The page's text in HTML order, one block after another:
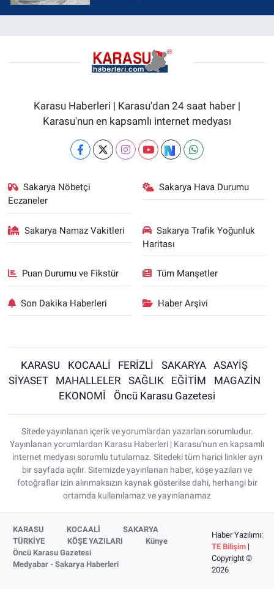
Karasu Haberleri | Karasu'dan 24 saat haber |
Karasu'nun en kapsamlı internet medyası
Sakarya Nöbetçi
Eczaneler
Sakarya Hava Durumu
Sakarya Namaz Vakitleri
Sakarya Trafik Yoğunluk
Haritası
Puan Durumu ve Fikstür Tüm Manşetler
Son Dakika Haberleri Haber Arşivi
KARASU KOCAALİ FERİZLİ SAKARYA
ASAYİŞ
SİYASET
MAHALLELER SAĞLIK EĞİTİM
MAGAZİN
EKONOMİ
Öncü Karasu Gazetesi
Sitede yayınlanan içerik ve yorumlardan yazarları sorumludur.
Yayınlanan yorumlardan Karasu Haberleri | Karasu'nun en kapsamlı
internet medyası sorumlu tutulamaz. Sitedeki tüm harici linkler ayrı
bir sayfada açılır. Sitemizde yayınlanan haber, köşe yazıları ve
fotoğraflar izin alınmaksızın kaynak gösterilse dahi, herhangi bir
ortamda kullanılamaz ve yayınlanamaz
KARASU KOCAALİ
SAKARYA
TÜRKİYE
KÖŞE YAZILARI
Künye
Öncü Karasu Gazetesi
Medyabar - Sakarya Haberleri
Haber Yazılımı:
TE Bilişim|
Copyright ©
2026